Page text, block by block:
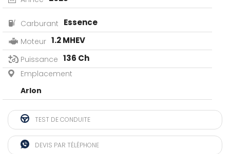
Carburant Essence
Moteur 1.2 MHEV
Puissance 136 Ch
Emplacement
Arlon
TEST DE CONDUITE
DEVIS PAR TÉLÉPHONE